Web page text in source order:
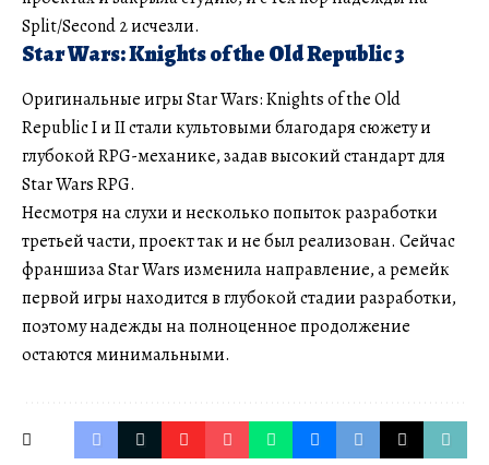
Split/Second 2 исчезли.
Star Wars: Knights of the Old Republic 3
Оригинальные игры Star Wars: Knights of the Old
Republic I и II стали культовыми благодаря сюжету и
глубокой RPG-механике, задав высокий стандарт для
Star Wars RPG.
Несмотря на слухи и несколько попыток разработки
третьей части, проект так и не был реализован. Сейчас
франшиза Star Wars изменила направление, а ремейк
первой игры находится в глубокой стадии разработки,
поэтому надежды на полноценное продолжение
остаются минимальными.